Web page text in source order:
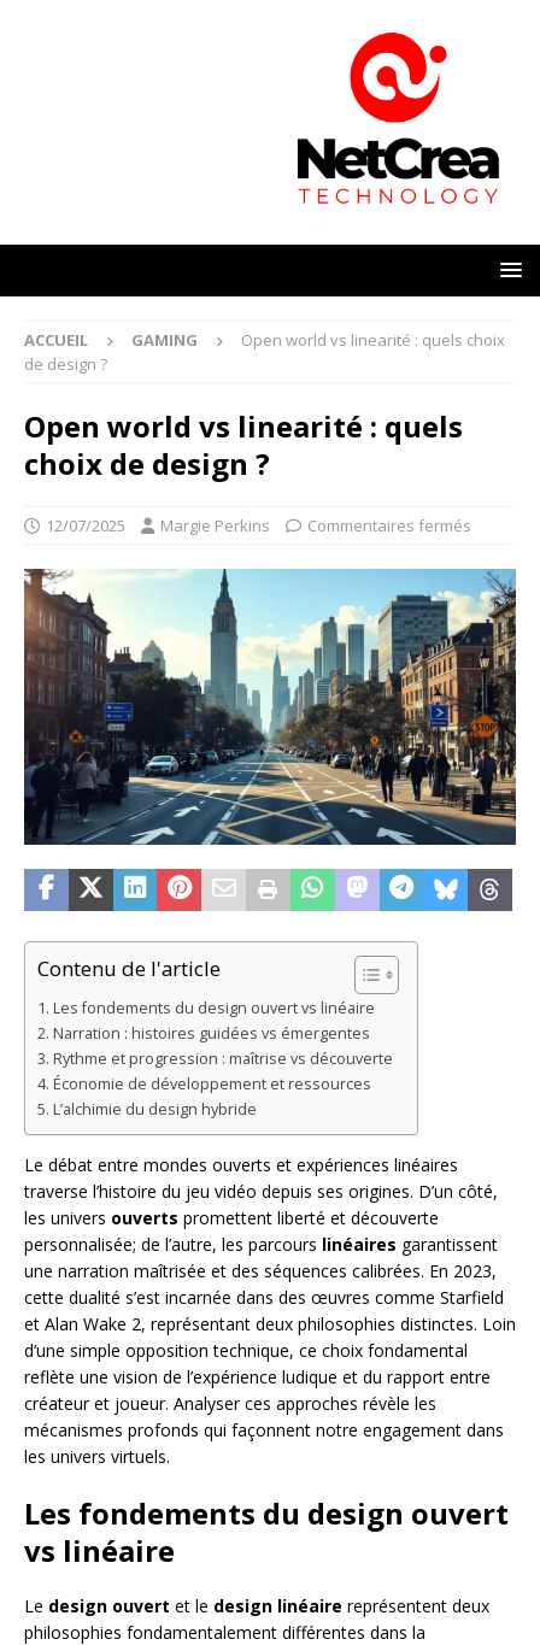
ACCUEIL GAMING
Open world vs linearité : quels choix
de design ?
Open world vs linearité : quels
choix de design ?
12/07/2025 Margie Perkins Commentaires fermés
Contenu de l'article
Les fondements du design ouvert vs linéaire
Narration : histoires guidées vs émergentes
Rythme et progression : maîtrise vs découverte
Économie de développement et ressources
L’alchimie du design hybride
Le débat entre mondes ouverts et expériences linéaires
traverse l’histoire du jeu vidéo depuis ses origines. D’un côté,
les univers ouverts promettent liberté et découverte
personnalisée; de l’autre, les parcours linéaires garantissent
une narration maîtrisée et des séquences calibrées. En 2023,
cette dualité s’est incarnée dans des œuvres comme Starfield
et Alan Wake 2, représentant deux philosophies distinctes. Loin
d’une simple opposition technique, ce choix fondamental
reflète une vision de l’expérience ludique et du rapport entre
créateur et joueur. Analyser ces approches révèle les
mécanismes profonds qui façonnent notre engagement dans
les univers virtuels.
Les fondements du design ouvert
vs linéaire
Le design ouvert et le design linéaire représentent deux
philosophies fondamentalement différentes dans la